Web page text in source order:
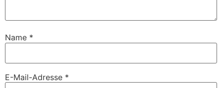
Name *
E-Mail-Adresse *